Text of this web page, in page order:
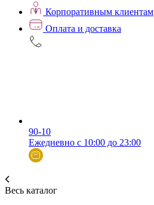
Корпоративным клиентам
Оплата и доставка
90-10
Ежедневно с 10:00 до 23:00
Весь каталог